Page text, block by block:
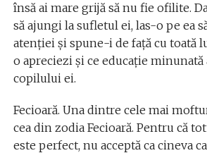
însă ai mare grijă să nu fie ofilite.
să ajungi la sufletul ei, las-o pe ea
atenţiei şi spune-i de faţă cu toată
o apreciezi şi ce educaţie
copilului ei.
Fecioară. Una dintre cele mai
cea din zodia Fecioară. Pentru că
este perfect, nu acceptă ca cineva